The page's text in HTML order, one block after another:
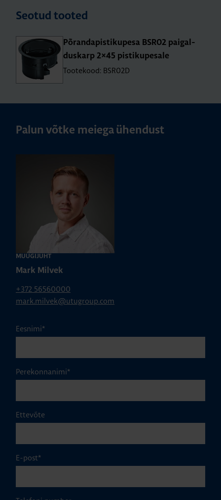
Seotud tooted
Põran­da­pis­ti­ku­pesa BSR02 pai­gal­
dus­karp 2×45 pis­ti­ku­pe­sale
Tootekood: BSR02D
Palun võtke meiega ühendust
MÜÜGIJUHT
Mark Milvek
+372 56560000
mark.milvek@utugroup.com
Eesnimi*
Perekonnanimi*
Ettevõte
E-post*